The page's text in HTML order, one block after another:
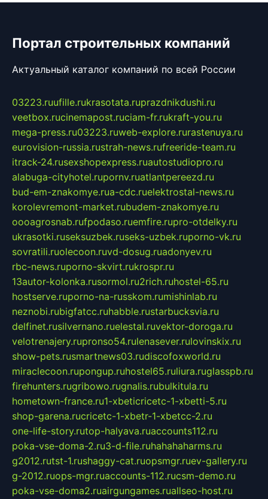
Портал строительных компаний
Актуальный каталог компаний по всей России
03223.ruufille.rukrasotata.ruprazdnikdushi.ru
veetbox.rucinemapost.ruciam-fr.rukraft-you.ru
mega-press.ru03223.ruweb-explore.rurastenuya.ru
eurovision-russia.rustrah-news.rufreeride-team.ru
itrack-24.rusexshopexpress.ruautostudiopro.ru
alabuga-cityhotel.rupornv.ruatlantpereezd.ru
bud-em-znakomye.rua-cdc.ruelektrostal-news.ru
korolevremont-market.rubudem-znakomye.ru
oooagrosnab.rufpodaso.ruemfire.rupro-otdelky.ru
ukrasotki.ruseksuzbek.ruseks-uzbek.ruporno-vk.ru
sovratili.ruolecoon.ruvd-dosug.ruadonyev.ru
rbc-news.ruporno-skvirt.rukrospr.ru
13autor-kolonka.rusormol.ru2rich.ruhostel-65.ru
hostserve.ruporno-na-russkom.rumishinlab.ru
neznobi.rubigfatcc.ruhabble.rustarbucksvia.ru
delfinet.rusilvernano.ruelestal.ruvektor-doroga.ru
velotrenajery.rupronso54.rulenasever.rulovinskix.ru
show-pets.rusmartnews03.rudiscofoxworld.ru
miraclecoon.rupongup.ruhostel65.ruliura.ruglasspb.ru
firehunters.rugribowo.rugnalis.rubulkitula.ru
hometown-france.ru1-xbeticricetc-1-xbetti-5.ru
shop-garena.rucricetc-1-xbetr-1-xbetcc-2.ru
one-life-story.rutop-halyava.ruaccounts112.ru
poka-vse-doma-2.ru3-d-file.ruhahahaharms.ru
g2012.rutst-1.rushaggy-cat.ruopsmgr.ruev-gallery.ru
g-2012.ruops-mgr.ruaccounts-112.rucsm-demo.ru
poka-vse-doma2.ruairgungames.ruallseo-host.ru